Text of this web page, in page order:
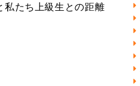
私たち上級生との距離